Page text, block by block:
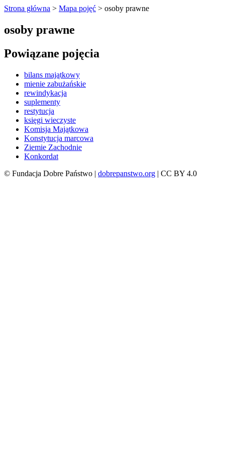
Strona główna > Mapa pojęć > osoby prawne
osoby prawne
Powiązane pojęcia
bilans majątkowy
mienie zabużańskie
rewindykacja
suplementy
restytucja
księgi wieczyste
Komisja Majątkowa
Konstytucja marcowa
Ziemie Zachodnie
Konkordat
© Fundacja Dobre Państwo | dobrepanstwo.org | CC BY 4.0